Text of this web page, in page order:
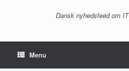
Dansk nyhedsfeed om
Menu